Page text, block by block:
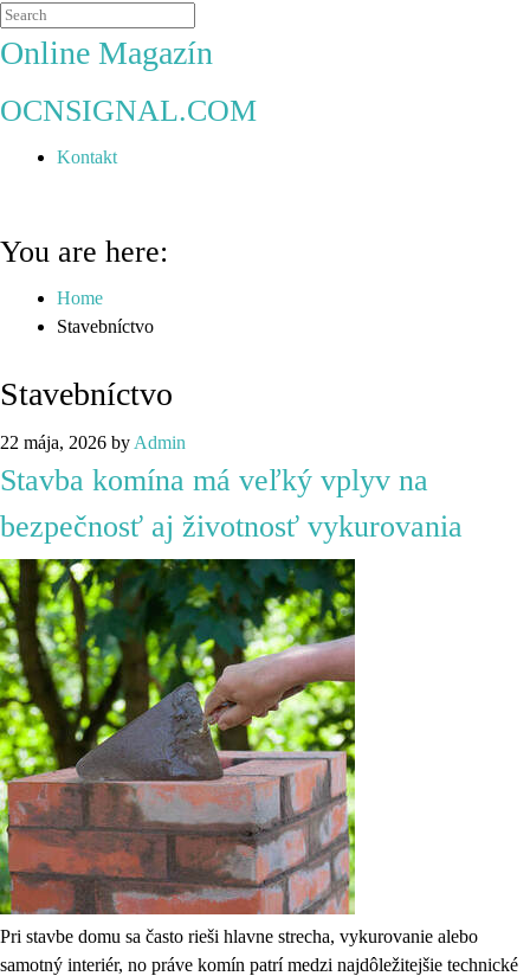
Online Magazín
OCNSIGNAL.COM
Kontakt
You are here:
Home
Stavebníctvo
Stavebníctvo
22 mája, 2026 by Admin
Stavba komína má veľký vplyv na
bezpečnosť aj životnosť vykurovania
Pri stavbe domu sa často rieši hlavne strecha, vykurovanie alebo
samotný interiér, no práve komín patrí medzi najdôležitejšie technické